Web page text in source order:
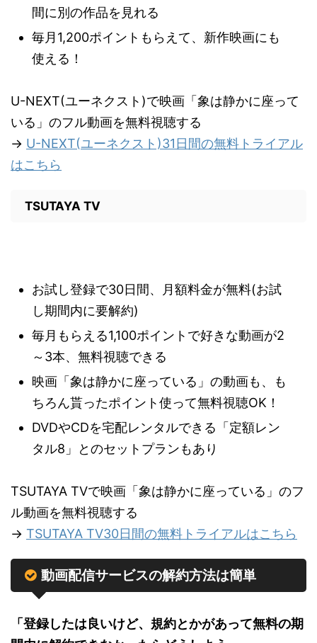
間に別の作品を見れる
毎月1,200ポイントもらえて、新作映画にも
使える！
U-NEXT(ユーネクスト)で映画「象は静かに座って
いる」のフル動画を無料視聴する
→ U-NEXT(ユーネクスト)31日間の無料トライアル
はこちら
TSUTAYA TV
お試し登録で30日間、月額料金が無料(お試
し期間内に要解約)
毎月もらえる1,100ポイントで好きな動画が2
～3本、無料視聴できる
映画「象は静かに座っている」の動画も、も
ちろん貰ったポイント使って無料視聴OK！
DVDやCDを宅配レンタルできる「定額レン
タル8」とのセットプランもあり
TSUTAYA TVで映画「象は静かに座っている」のフ
ル動画を無料視聴する
→ TSUTAYA TV30日間の無料トライアルはこちら
動画配信サービスの解約方法は簡単
「登録したは良いけど、規約とかがあって無料の期